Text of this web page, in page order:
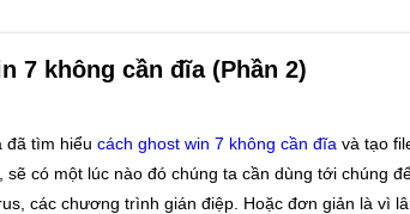
7 không cần đĩa (Phần 2)
đã tìm hiểu cách ghost win 7 không cần đĩa và tạo
sẽ có một lúc nào đó chúng ta cần dùng tới chúng
các chương trình gián điệp. Hoặc đơn giản là vì